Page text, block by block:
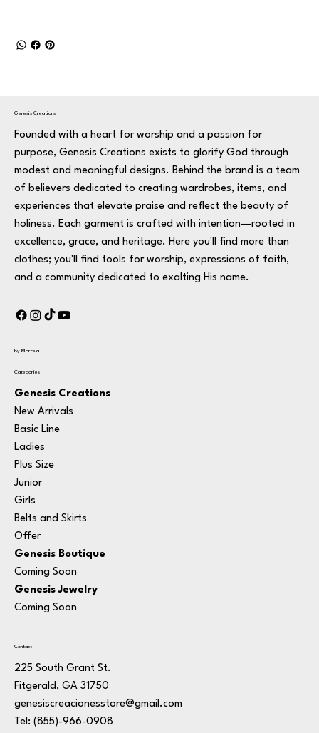
Genesis Creations
Founded with a heart for worship and a passion for
purpose, Genesis Creations exists to glorify God through
modest and meaningful designs. Behind the brand is a team
of believers dedicated to creating wardrobes, items, and
experiences that elevate praise and reflect the beauty of
holiness. Each garment is crafted with intention—rooted in
excellence, grace, and heritage. Here you'll find more than
clothes; you'll find tools for worship, expressions of faith,
and a community dedicated to exalting His name.
By Marcela
Categories
Genesis Creations
New Arrivals
Basic Line
Ladies
Plus Size
Junior
Girls
Belts and Skirts
Offer
Genesis Boutique
Coming Soon
Genesis Jewelry
Coming Soon
Contact
225 South Grant St.
Fitgerald, GA 31750
genesiscreacionesstore@gmail.com
Tel: (855)-966-0908